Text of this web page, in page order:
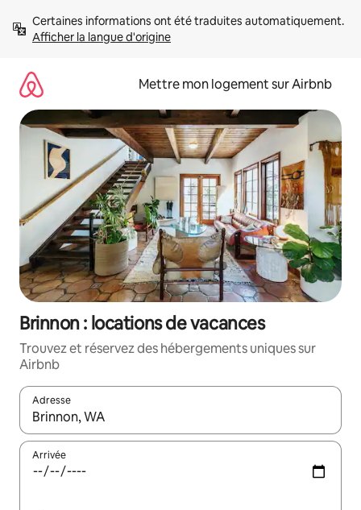
directement
Afficher la langue d'origine
Mettre mon logement sur Airbnb
Brinnon : locations de vacances
Trouvez et réservez des hébergements uniques sur
Airbnb
Adresse
Lorsque les résultats s'affichent, utilisez les flèches vers le
Arrivée